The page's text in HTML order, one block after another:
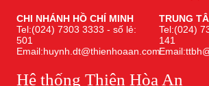
CHI NHÁNH HỒ CHÍ MINH
Tel:(024) 7303 3333 - số lẻ:
501
Email:huynh.dt@thienhoaan.com
TRUNG
Tel:(024)
141
Hệ thống Thiên Hòa An